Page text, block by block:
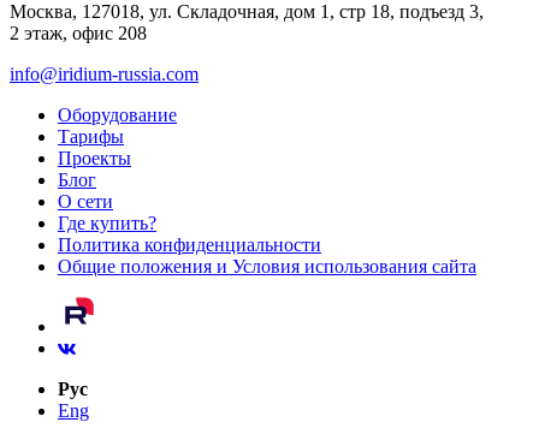
Москва, 127018, ул. Складочная, дом 1, стр 18, подъезд 3,
2 этаж, офис 208
info@iridium-russia.com
Оборудование
Тарифы
Проекты
Блог
О сети
Где купить?
Политика конфиденциальности
Общие положения и Условия использования сайта
Рус
Eng